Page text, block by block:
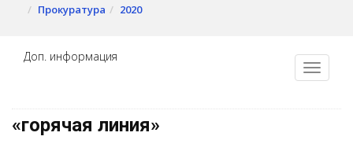
Прокуратура
2020
Доп. информация
«горячая линия»